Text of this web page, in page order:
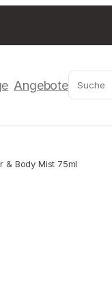
Angebote Suchen
& Body Mist 75ml